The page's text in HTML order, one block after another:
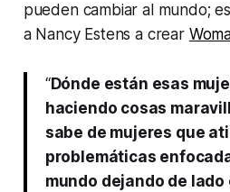
pueden cambiar al mundo;
a Nancy Estens a crear
“Dónde están esas
haciendo cosas
sabe de mujeres que
problemáticas
mundo dejando de lado